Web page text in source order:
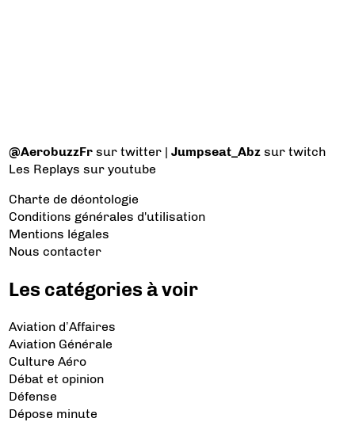
@AerobuzzFr sur twitter |Jumpseat_Abz sur twitch
Les Replays sur youtube
Charte de déontologie
Conditions générales d'utilisation
Mentions légales
Nous contacter
Les catégories à voir
Aviation d’Affaires
Aviation Générale
Culture Aéro
Débat et opinion
Défense
Dépose minute